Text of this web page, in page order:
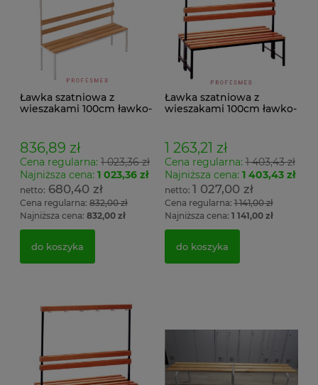
Ławka szatniowa z
wieszakami 100cm ławko-
836,89 zł
Cena regularna: 1 023,36 zł
Najniższa cena: 1 023,36 zł
680,40 zł
Cena regularna: 832,00 zł
Najniższa cena: 832,00 zł
do koszyka
Ławka szatniowa z
wieszakami 100cm ławko-
1 263,21 zł
Cena regularna:1 403,43 zł
Najniższa cena: 1 403,43 zł
1 027,00 zł
Cena regularna:1 141,00 zł
Najniższa cena: 1 141,00 zł
do koszyka